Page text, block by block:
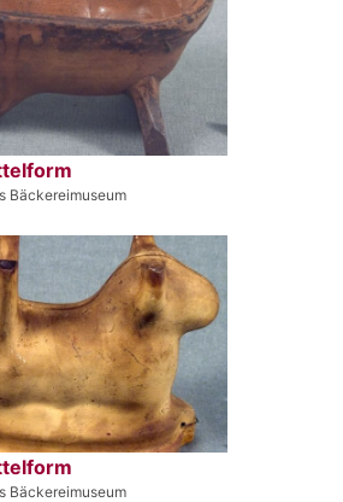
Bäckereimuseum
Bäckereimuseum